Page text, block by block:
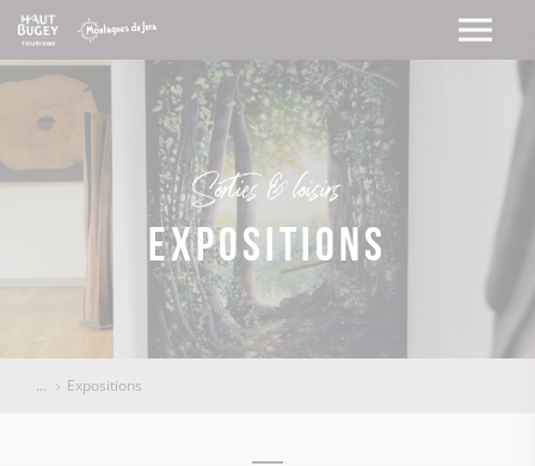
Sorties & loisirs
Expositions
Expositions